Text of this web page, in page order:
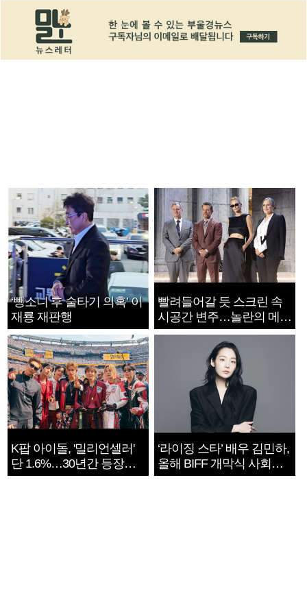
‘뺑소니 후 술타기 의혹’ 이
재룡 재판행
빨려들어갈 듯 스크린 속
시공간 변주…놀란의 메시
지는 ‘전쟁 속죄’
K팝 아이돌, '밀리언셀러'
단 1.6%…30년간 등장
1182개팀 전수조사
‘라이징 스타’ 배우 김민하,
올해 BIFF 개막식 사회자
확정